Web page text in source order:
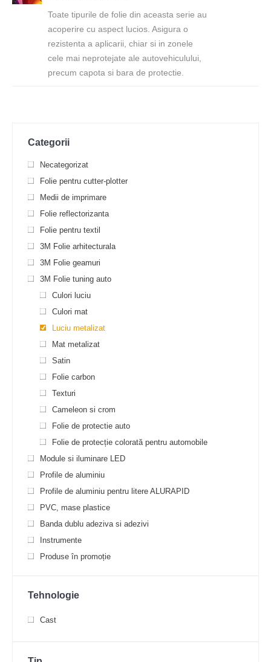
Toate tipurile de folie din aceasta serie au
acoperire cu aspect lucios. Asigura o
rezistenta a aplicarii, chiar si in zonele
cele mai neprotejate ale autovehiculului,
precum capota si bara de protectie.
Categorii
Necategorizat
Folie pentru cutter-plotter
Medii de imprimare
Folie reflectorizanta
Folie pentru textil
3M Folie arhitecturala
3M Folie geamuri
3M Folie tuning auto
Culori luciu
Culori mat
Luciu metalizat
Mat metalizat
Satin
Folie carbon
Texturi
Cameleon si crom
Folie de protectie auto
Folie de protecție colorată pentru automobile
Module si iluminare LED
Profile de aluminiu
Profile de aluminiu pentru litere ALURAPID
PVC, mase plastice
Banda dublu adeziva si adezivi
Instrumente
Produse în promoție
Tehnologie
Cast